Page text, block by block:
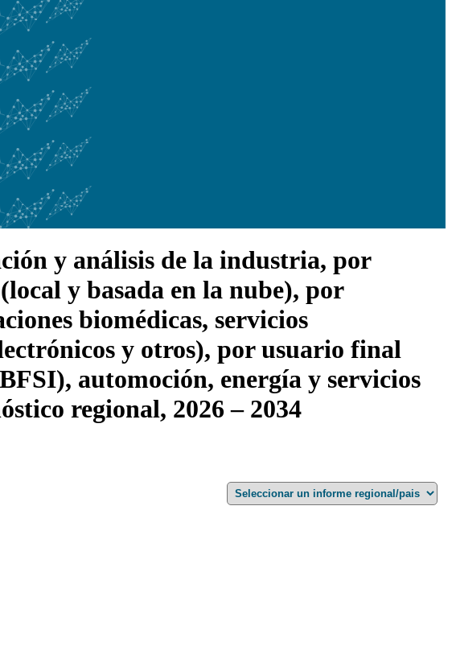
y análisis de la industria, por
y basada en la nube), por
biomédicas, servicios
y otros), por usuario final
automoción, energía y servicios
regional, 2026 – 2034